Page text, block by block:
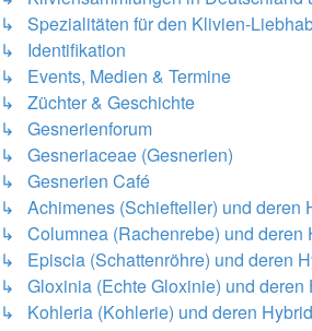
↳ Spezialitäten für den Klivien-
↳ Identifikation
↳ Events, Medien & Termine
↳ Züchter & Geschichte
↳ Gesnerienforum
↳ Gesneriaceae (Gesnerien)
↳ Gesnerien Café
↳ Achimenes (Schiefteller) und deren
↳ Columnea (Rachenrebe) und deren
↳ Episcia (Schattenröhre) und deren
↳ Gloxinia (Echte Gloxinie) und deren
↳ Kohleria (Kohlerie) und deren